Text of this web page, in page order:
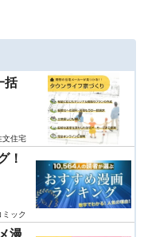
括
文住宅
！
ミック
漫